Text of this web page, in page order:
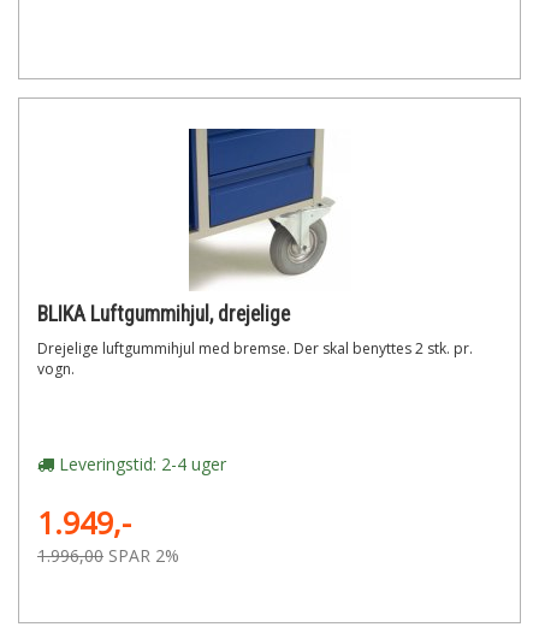
BLIKA Luftgummihjul, drejelige
Drejelige luftgummihjul med bremse. Der skal benyttes 2 stk. pr.
vogn.
Leveringstid: 2-4 uger
1.949,-
1.996,00 SPAR 2%